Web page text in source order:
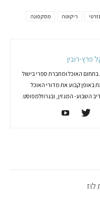
ריקוטה מסקפונה
פרץ-רובין
האוכל ומחברת ספרי בישול
באופן קבוע את מדורי האוכל
השבוע- המגזין, ובגרוזלמפוסט.
לוז